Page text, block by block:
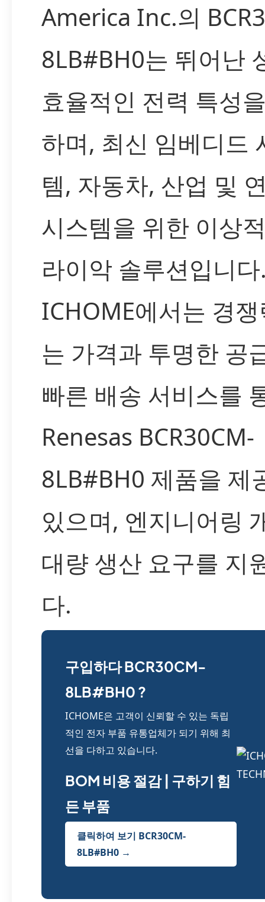
America Inc.의
8LB#BH0는 뛰어난
효율적인 전력 특성
하며, 최신 임베디드
템, 자동차, 산업 및
시스템을 위한 이상
라이악 솔루션입니
ICHOME에서는 경
는 가격과 투명한 공
빠른 배송 서비스를
Renesas BCR30CM-
8LB#BH0 제품을 제
있으며, 엔지니어링
대량 생산 요구를 지
다.
구입하다 BCR30CM-
8LB#BH0 ?
ICHOME은 고객이 신뢰할 수 있는 독립
적인 전자 부품 유통업체가 되기 위해 최
선을 다하고 있습니다.
BOM 비용 절감 | 구하기 힘
든 부품
클릭하여 보기 BCR30CM-
8LB#BH0 →